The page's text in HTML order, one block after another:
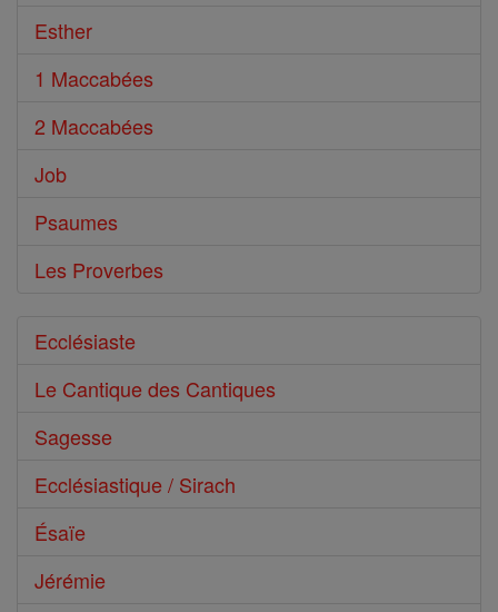
Esther
1 Maccabées
2 Maccabées
Job
Psaumes
Les Proverbes
Ecclésiaste
Le Cantique des Cantiques
Sagesse
Ecclésiastique / Sirach
Ésaïe
Jérémie